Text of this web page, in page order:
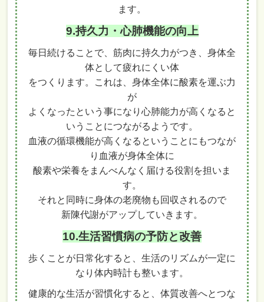
ます。
9.持久力・心肺機能の向上
毎日続けることで、筋肉に持久力がつき、身体全
体として疲れにくい体
をつくります。これは、身体全体に酸素を運ぶ力
が
よくなったという事になり心肺能力が高くなると
いうことにつながるようです。
血液の循環機能が高くなるということにもつなが
り血液が身体全体に
酸素や栄養をまんべんなく届ける役割を担いま
す。
それと同時に身体の老廃物も回収されるので
新陳代謝がアップしていきます。
10.生活習慣病の予防と改善
歩くことが日常化すると、生活のリズムが一定に
なり体内時計も整います。
健康的な生活が習慣化すると、体質改善へとつな